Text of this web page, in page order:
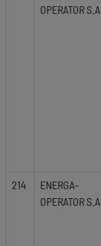
OPERATOR S.A.
214
ENERGA-
OPERATOR S.A.